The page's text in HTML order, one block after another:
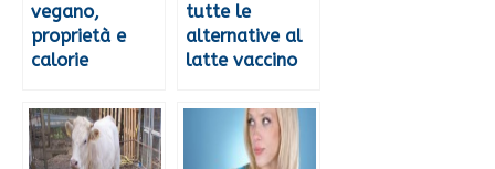
vegano,
proprietà e
calorie
tutte le
alternative al
latte vaccino